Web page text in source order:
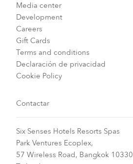
Media center
Development
Careers
Gift Cards
Terms and conditions
Declaración de privacidad
Cookie Policy
Contactar
Six Senses Hotels Resorts Spas
Park Ventures Ecoplex,
57 Wireless Road, Bangkok 10330